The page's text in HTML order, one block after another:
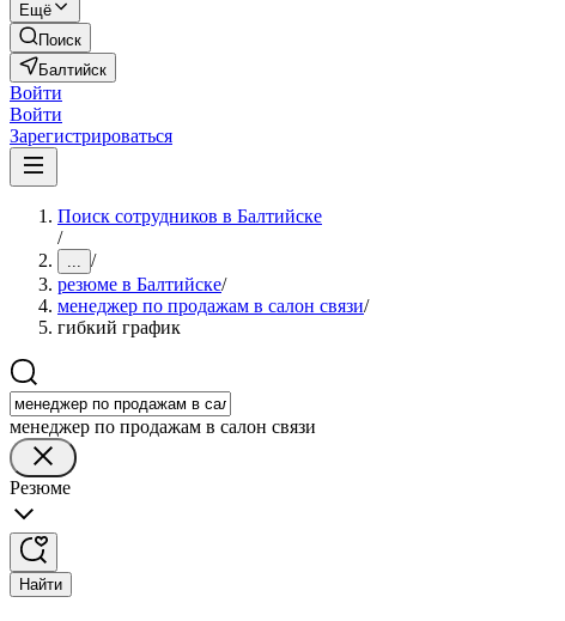
Ещё
Поиск
Балтийск
Войти
Войти
Зарегистрироваться
Поиск сотрудников в Балтийске
/
... /
резюме в Балтийске/
менеджер по продажам в салон связи/
гибкий график
менеджер по продажам в салон связи
Резюме
Найти